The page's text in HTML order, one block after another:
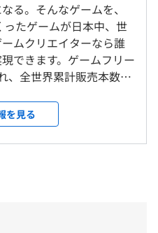
WRECKER ALT.』
アルセウス』、『ポケッ
バイオレット』
』、『パンドランド』
Z-A』
費など）
」B7出口より徒歩3分
水駅」B7出口より徒歩3分
」A9出口より徒歩5分
出口より徒歩6分
動します
能力・志向に合わせた研修
ネスマナー等社会人の基本
れた学習目標に沿って研修
定されています。受講する
意されています。職種ごと
る。そんなゲームを、
ムクリエイターなら誰
できます。ゲームフリー
、全世界累計販売本数約
・開発してきました。
ポケモン』シリーズタ
出しませんか。 ■新
部「ゲーム制作準備
繰り返しながら、新し
います。入社年次や職種
を見る